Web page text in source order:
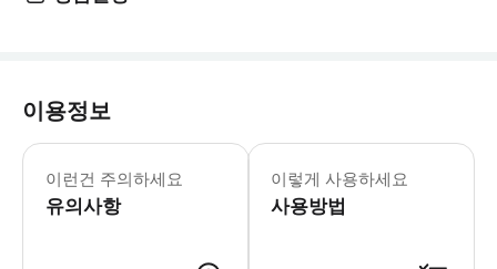
이용정보
이런건 주의하세요
유의사항
이렇게 사용하세요
사용방법